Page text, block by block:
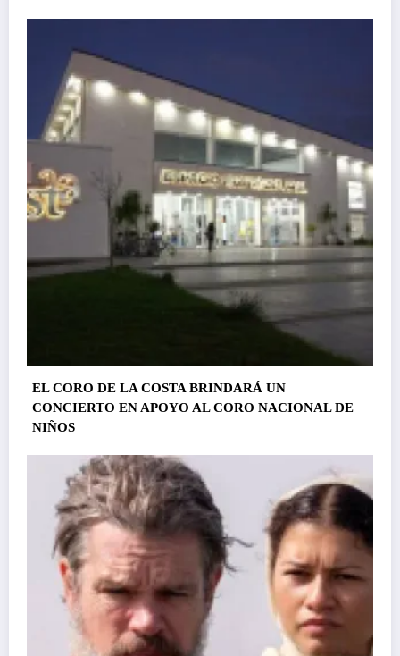
EL CORO DE LA COSTA BRINDARÁ UN
CONCIERTO EN APOYO AL CORO NACIONAL DE
NIÑOS